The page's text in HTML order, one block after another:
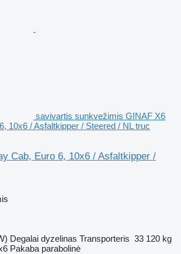
savivartis sunkvežimis GINAF X6
10x6 / Asfaltkipper / Steered / NL truc
Cab, Euro 6, 10x6 / Asfaltkipper /
Degalai dyzelinas Transporteris 33 120 kg
Pakaba parabolinė